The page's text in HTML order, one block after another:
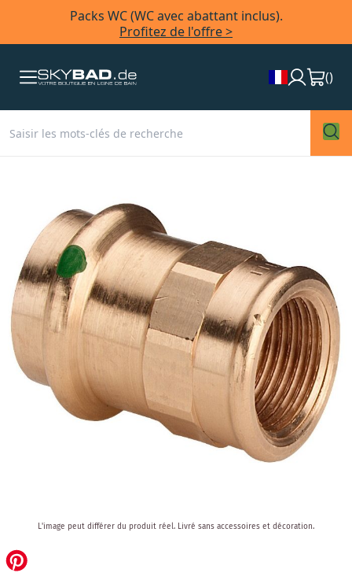
Packs WC (WC avec abattant inclus).
Profitez de l'offre >
()
images
gallery
the
beginning
L'image peut différer du produit réel. Livré sans accessoires et décoration.